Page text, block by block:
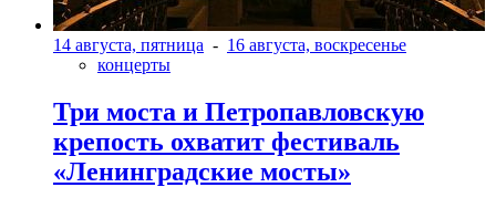
14 августа, пятница - 16 августа, воскресенье
концерты
Три моста и Петропавловскую
крепость охватит фестиваль
«Ленинградские мосты»